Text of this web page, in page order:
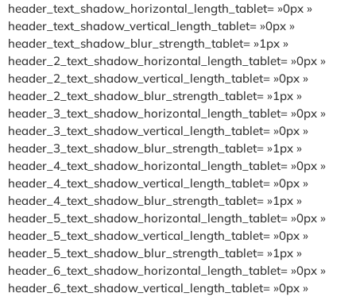
header_text_shadow_horizontal_length_tablet= »0px »
header_text_shadow_vertical_length_tablet= »0px »
header_text_shadow_blur_strength_tablet= »1px »
header_2_text_shadow_horizontal_length_tablet= »0px »
header_2_text_shadow_vertical_length_tablet= »0px »
header_2_text_shadow_blur_strength_tablet= »1px »
header_3_text_shadow_horizontal_length_tablet= »0px »
header_3_text_shadow_vertical_length_tablet= »0px »
header_3_text_shadow_blur_strength_tablet= »1px »
header_4_text_shadow_horizontal_length_tablet= »0px »
header_4_text_shadow_vertical_length_tablet= »0px »
header_4_text_shadow_blur_strength_tablet= »1px »
header_5_text_shadow_horizontal_length_tablet= »0px »
header_5_text_shadow_vertical_length_tablet= »0px »
header_5_text_shadow_blur_strength_tablet= »1px »
header_6_text_shadow_horizontal_length_tablet= »0px »
header_6_text_shadow_vertical_length_tablet= »0px »